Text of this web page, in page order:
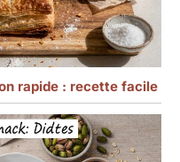
rapide : recette facile